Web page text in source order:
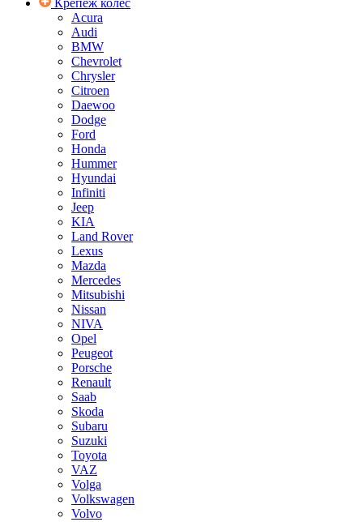
Крепеж колес
Acura
Audi
BMW
Chevrolet
Chrysler
Citroen
Daewoo
Dodge
Ford
Honda
Hummer
Hyundai
Infiniti
Jeep
KIA
Land Rover
Lexus
Mazda
Mercedes
Mitsubishi
Nissan
NIVA
Opel
Peugeot
Porsche
Renault
Saab
Skoda
Subaru
Suzuki
Toyota
VAZ
Volga
Volkswagen
Volvo